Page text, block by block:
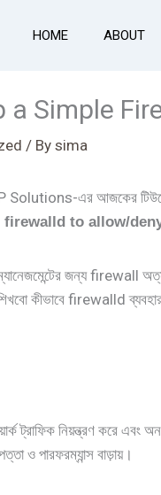
HOME ABOUT
Simple
/ Bysima
Solutions-এর আজকের
to allow/
ম্যানেজমেন্টের জন্য
কীভাবে firewalld
ট্রাফিক নিয়ন্ত্রণ করে
ও পারফরম্যান্স বাড়ায়।